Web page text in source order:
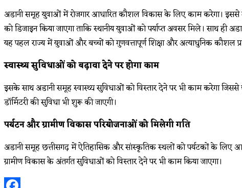
अडानी समूह युवाओं में रोजगार आधारित कौशल विकास के लिए काम करेगा। इससे
को डिजाइन किया जाएगा ताकि स्थानीय युवाओं को पर्याप्त अवसर मिले। साथ
यह पहल राज्य में युवाओं और बच्चों को गुणवत्तापूर्ण शिक्षा और अत्याधुनिक कौशल
स्वास्थ्य सुविधाओं को बढ़ावा देने पर होगा काम
इसके साथ अडानी समूह स्वास्थ्य सुविधाओं को विस्तार देने पर भी काम करेगा
डॉर्मिटरी की सुविधा भी शुरू की जाएगी।
पर्यटन और ग्रामीण विकास परियोजनाओं को मिलेगी गति
अडानी समूह छत्तीसगढ़ में ऐतिहासिक और सांस्कृतिक स्थलों को पर्यटकों के लिए
ग्रामीण विकास के अंतर्गत सुविधाओं को विस्तार देने पर भी काम किया जाएगा।